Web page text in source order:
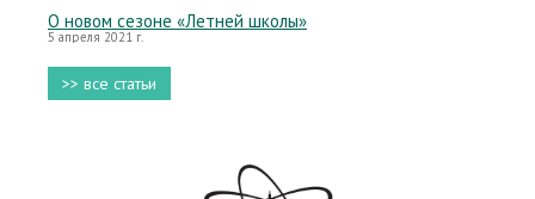
О новом сезоне «Летней школы»
5 апреля 2021 г.
>> все статьи